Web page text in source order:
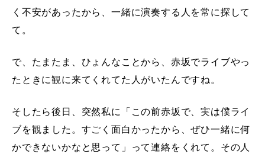
く不安があったから、一緒に演奏する人を常に探して
て。
で、たまたま、ひょんなことから、赤坂でライブやっ
たときに観に来てくれてた人がいたんですね。
そしたら後日、突然私に「この前赤坂で、実は僕ライ
ブを観ました。すごく面白かったから、ぜひ一緒に何
かできないかなと思って」って連絡をくれて。その人